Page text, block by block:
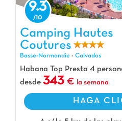
Camping Hautes Coutures, Camping
9.3
Camping Hautes
Coutures
Basse-Normandie - Calvados
Habana Top Presta 4
desde 343 la semana
HAGA